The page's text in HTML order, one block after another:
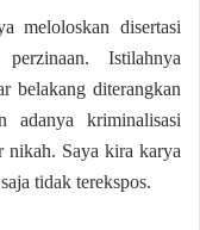
meloloskan disertasi
Istilahnya
belakang diterangkan
adanya kriminalisasi
nikah. Saya kira karya
tidak terekspos.